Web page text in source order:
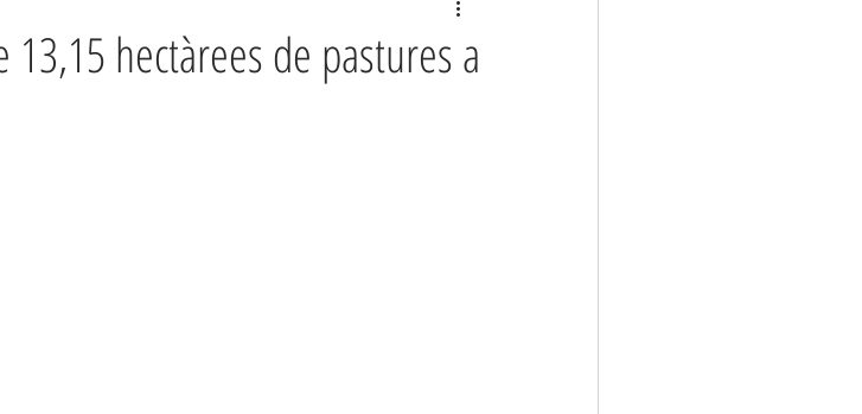
Acció Climàtica i Medi Natural
hectàrees de pastures a